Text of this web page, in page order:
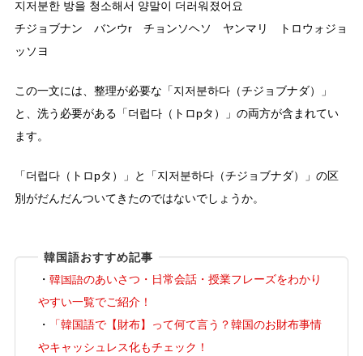
지저분한 방을 청소해서 양말이 더러워졌어요
チジョブナン バンウr チョンソヘソ ヤンマリ トロウォジョ
ッソヨ
この一文には、整理が必要な「지저분하다（チジョブナダ）」
と、洗う必要がある「더럽다（トロpタ）」の両方が含まれてい
ます。
「더럽다（トロpタ）」と「지저분하다（チジョブナダ）」の区
別がだんだんついてきたのではないでしょうか。
韓国語おすすめ記事
・ 韓国語のあいさつ・日常会話・授業フレーズをわかり
やすい一覧でご紹介！
・
「韓国語で【財布】って何て言う？韓国のお財布事情
やキャッシュレス化もチェック！